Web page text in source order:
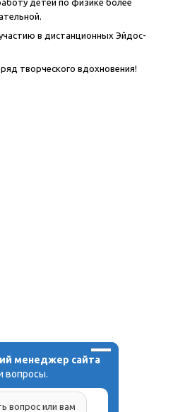
детей по физике более
в дистанционных Эйдос-
творческого вдохновения!
менеджер сайта
вопросы.
вопрос или вам